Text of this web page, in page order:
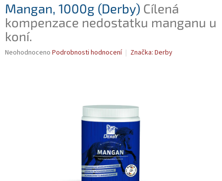
Mangan, 1000g (Derby) Cílená
kompenzace nedostatku manganu u
koní.
Průměrné
Neohodnoceno Podrobnosti hodnocení Značka: Derby